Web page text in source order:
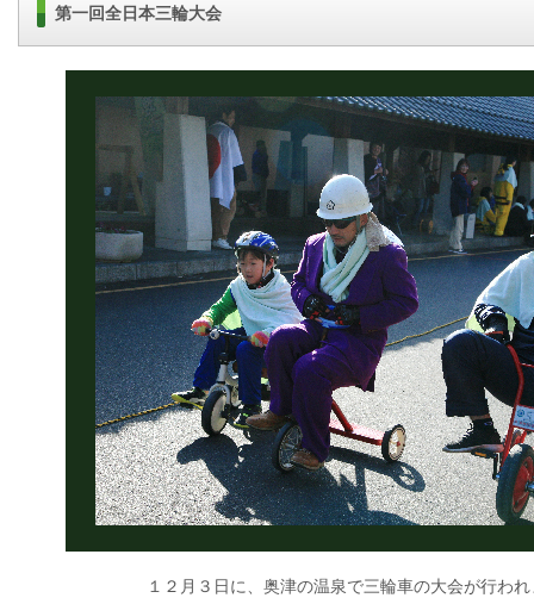
第一回全日本三輪大会
１２月３日に、奥津の温泉で三輪車の大会が行わ